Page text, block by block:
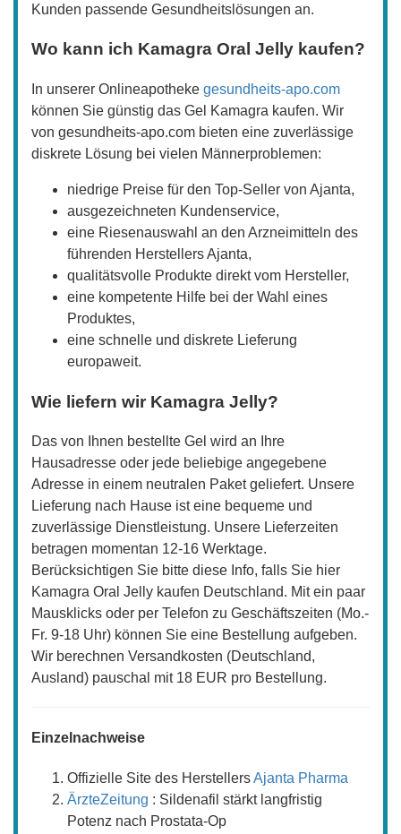
Kunden passende Gesundheitslösungen an.
Wo kann ich Kamagra Oral Jelly kaufen?
In unserer Onlineapotheke gesundheits-apo.com
können Sie günstig das Gel Kamagra kaufen. Wir
von gesundheits-apo.com bieten eine zuverlässige
diskrete Lösung bei vielen Männerproblemen:
niedrige Preise für den Top-Seller von Ajanta,
ausgezeichneten Kundenservice,
eine Riesenauswahl an den Arzneimitteln des
führenden Herstellers Ajanta,
qualitätsvolle Produkte direkt vom Hersteller,
eine kompetente Hilfe bei der Wahl eines
Produktes,
eine schnelle und diskrete Lieferung
europaweit.
Wie liefern wir Kamagra Jelly?
Das von Ihnen bestellte Gel wird an Ihre
Hausadresse oder jede beliebige angegebene
Adresse in einem neutralen Paket geliefert. Unsere
Lieferung nach Hause ist eine bequeme und
zuverlässige Dienstleistung. Unsere Lieferzeiten
betragen momentan 12-16 Werktage.
Berücksichtigen Sie bitte diese Info, falls Sie hier
Kamagra Oral Jelly kaufen Deutschland. Mit ein paar
Mausklicks oder per Telefon zu Geschäftszeiten (Mo.-
Fr. 9-18 Uhr) können Sie eine Bestellung aufgeben.
Wir berechnen Versandkosten (Deutschland,
Ausland) pauschal mit 18 EUR pro Bestellung.
Einzelnachweise
Offizielle Site des HerstellersAjanta Pharma
ÄrzteZeitung : Sildenafil stärkt langfristig
Potenz nach Prostata-Op